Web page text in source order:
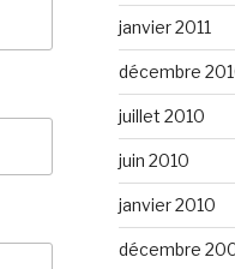
janvier 2011
décembre
juillet 2010
juin 2010
janvier 2010
décembre